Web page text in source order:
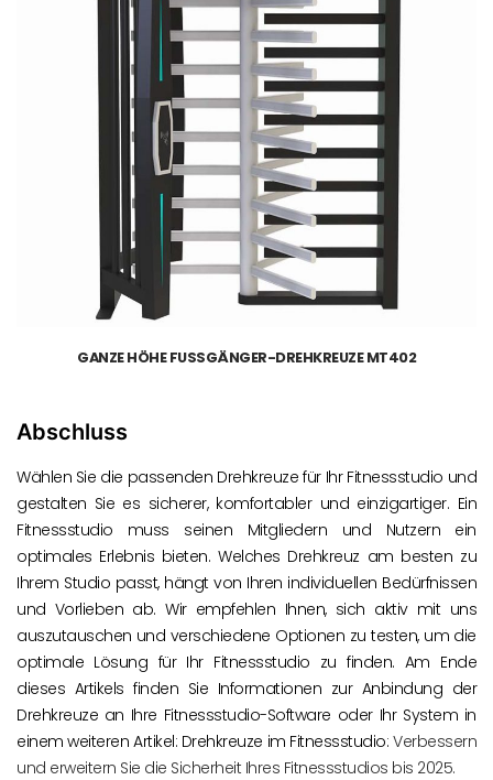
GANZE HÖHE FUSSGÄNGER-DREHKREUZE MT402
Abschluss
Wählen Sie die passenden Drehkreuze für Ihr Fitnessstudio und
gestalten Sie es sicherer, komfortabler und einzigartiger. Ein
Fitnessstudio muss seinen Mitgliedern und Nutzern ein
optimales Erlebnis bieten. Welches Drehkreuz am besten zu
Ihrem Studio passt, hängt von Ihren individuellen Bedürfnissen
und Vorlieben ab. Wir empfehlen Ihnen, sich aktiv mit uns
auszutauschen und verschiedene Optionen zu testen, um die
optimale Lösung für Ihr Fitnessstudio zu finden. Am Ende
dieses Artikels finden Sie Informationen zur Anbindung der
Drehkreuze an Ihre Fitnessstudio-Software oder Ihr System in
einem weiteren Artikel: Drehkreuze im Fitnessstudio: Verbessern
und erweitern Sie die Sicherheit Ihres Fitnessstudios bis 2025.